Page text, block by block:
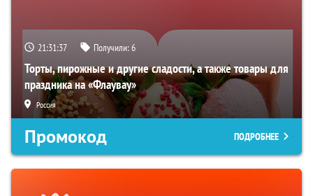
21:31:36 Получили:6
Торты, пирожные и другие сладости, а также товары для
праздника на «Флаувау»
Россия
Промокод ПОДРОБНЕЕ